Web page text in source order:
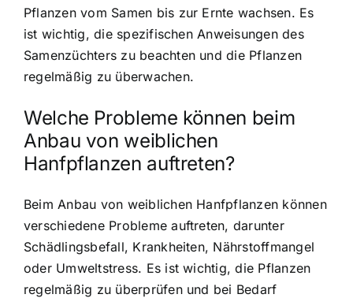
Pflanzen vom Samen bis zur Ernte wachsen. Es
ist wichtig, die spezifischen Anweisungen des
Samenzüchters zu beachten und die Pflanzen
regelmäßig zu überwachen.
Welche Probleme können beim
Anbau von weiblichen
Hanfpflanzen auftreten?
Beim Anbau von weiblichen Hanfpflanzen können
verschiedene Probleme auftreten, darunter
Schädlingsbefall, Krankheiten, Nährstoffmangel
oder Umweltstress. Es ist wichtig, die Pflanzen
regelmäßig zu überprüfen und bei Bedarf